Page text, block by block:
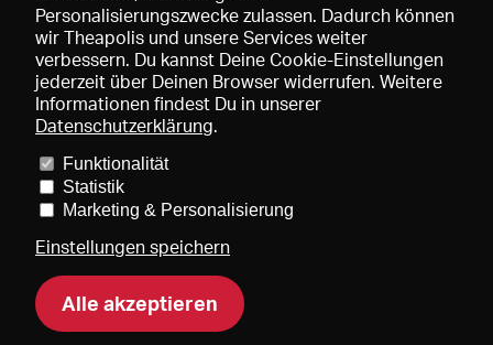
Preise und Mitgliedschaften
Mediadaten
Über uns Impressum
DE
Personalisierungszwecke zulassen. Dadurch können
wir Theapolis und unsere Services weiter
verbessern. Du kannst Deine Cookie-Einstellungen
jederzeit über Deinen Browser widerrufen. Weitere
Informationen findest Du in unserer
Datenschutzerklärung.
Funktionalität
Statistik
Marketing & Personalisierung
Einstellungen speichern
Alle akzeptieren